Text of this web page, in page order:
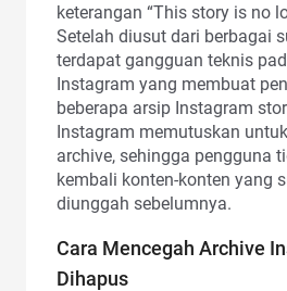
keterangan “This story is no
Setelah diusut dari berbagai
terdapat gangguan teknis
Instagram yang membuat
beberapa arsip Instagram
Instagram memutuskan
archive, sehingga pengguna
kembali konten-konten yang
diunggah sebelumnya.
Cara Mencegah Archive
Dihapus